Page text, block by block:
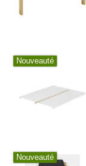
Nouveauté
Nouveauté